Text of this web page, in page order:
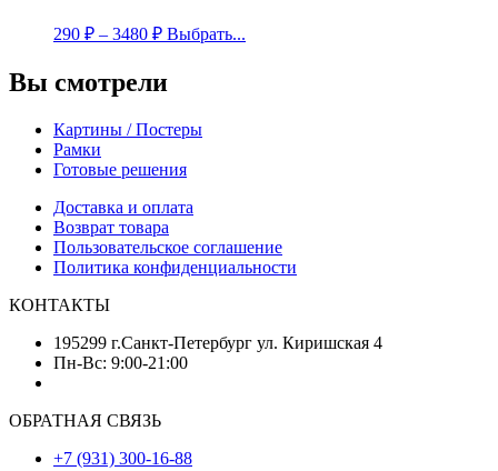
290 ₽ – 3480 ₽ Выбрать...
Вы смотрели
Картины / Постеры
Рамки
Готовые решения
Доставка и оплата
Возврат товара
Пользовательское соглашение
Политика конфиденциальности
КОНТАКТЫ
195299 г.Санкт-Петербург ул. Киришская 4
Пн-Вс: 9:00-21:00
ОБРАТНАЯ СВЯЗЬ
+7 (931) 300-16-88